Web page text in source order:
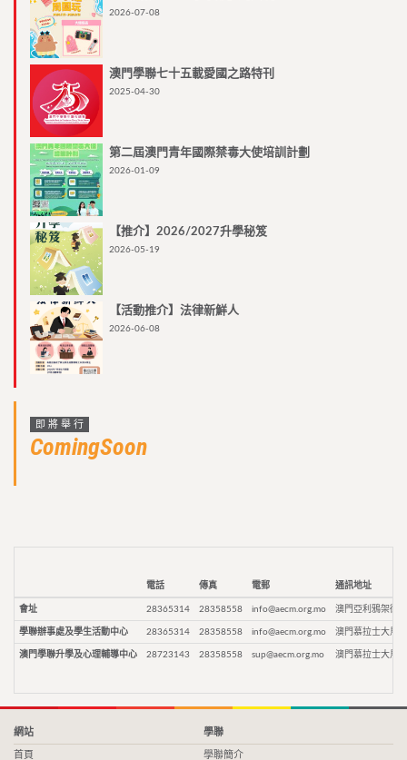
2026-07-08
澳門學聯七十五載愛國之路特刊
2025-04-30
第二屆澳門青年國際禁毒大使培訓計劃
2026-01-09
【推介】2026/2027升學秘笈
2026-05-19
【活動推介】法律新鮮人
2026-06-08
即將舉行
ComingSoon
電話 傳真 電郵 通訊地址
會址 28365314 28358558 info@aecm.org.mo 澳門亞利鴉架街9
學聯辦事處及學生活動中心 28365314 28358558 info@aecm.org.mo 澳門慕拉士大馬
澳門學聯升學及心理輔導中心 28723143 28358558 sup@aecm.org.mo 澳門慕拉士大馬
網站
首頁
學聯
學聯簡介